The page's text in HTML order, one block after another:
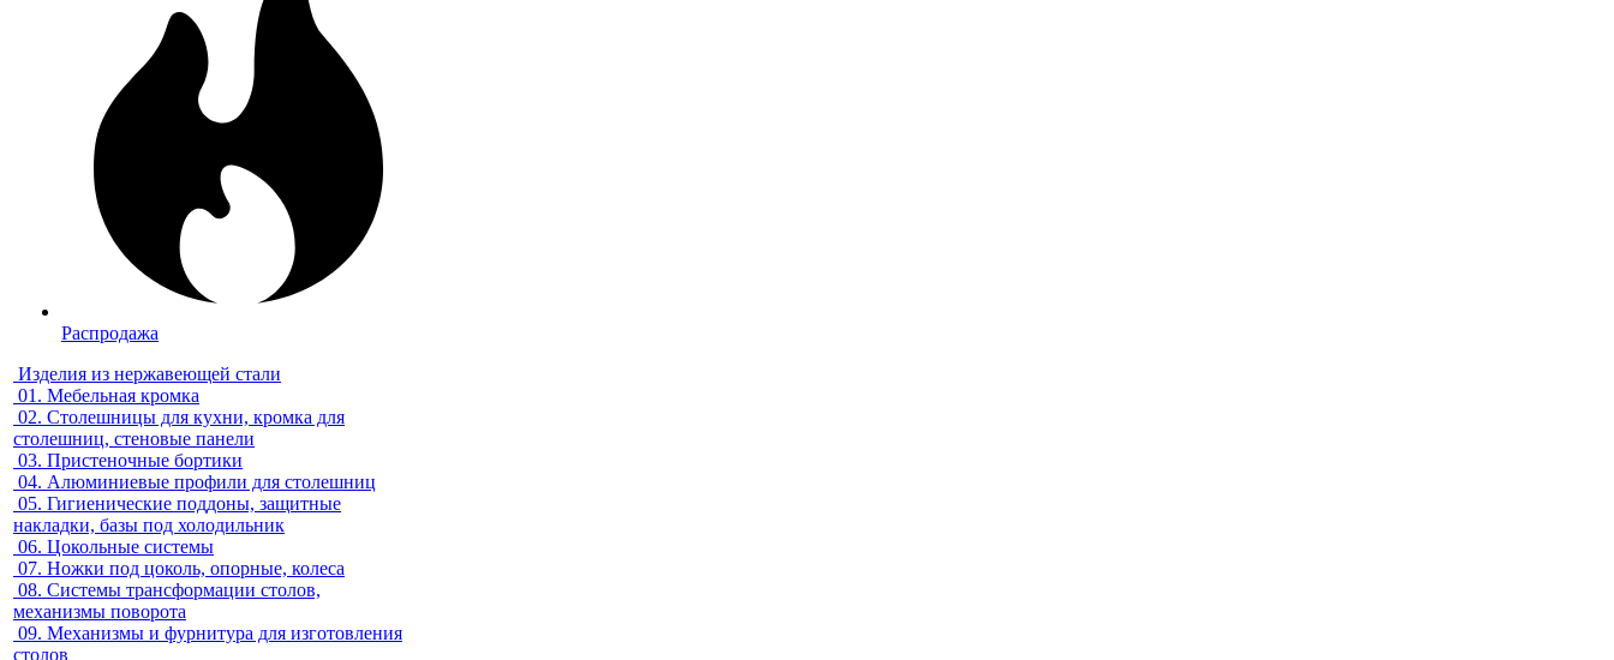
Распродажа
Изделия из нержавеющей стали
01. Мебельная кромка
02. Столешницы для кухни, кромка для
столешниц, стеновые панели
03. Пристеночные бортики
04. Алюминиевые профили для столешниц
05. Гигиенические поддоны, защитные
накладки, базы под холодильник
06. Цокольные системы
07. Ножки под цоколь, опорные, колеса
08. Системы трансформации столов,
механизмы поворота
09. Механизмы и фурнитура для изготовления
столов